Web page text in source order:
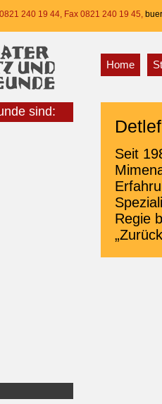
240 19 44, Fax 0821 240 19 45,
Home
sind:
Seit
Regie